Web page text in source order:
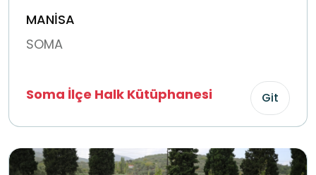
MANİSA
SOMA
Soma İlçe Halk Kütüphanesi Git